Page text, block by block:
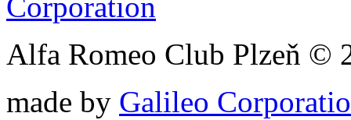
Alfa Romeo Club Plzeň ©
made by Galileo